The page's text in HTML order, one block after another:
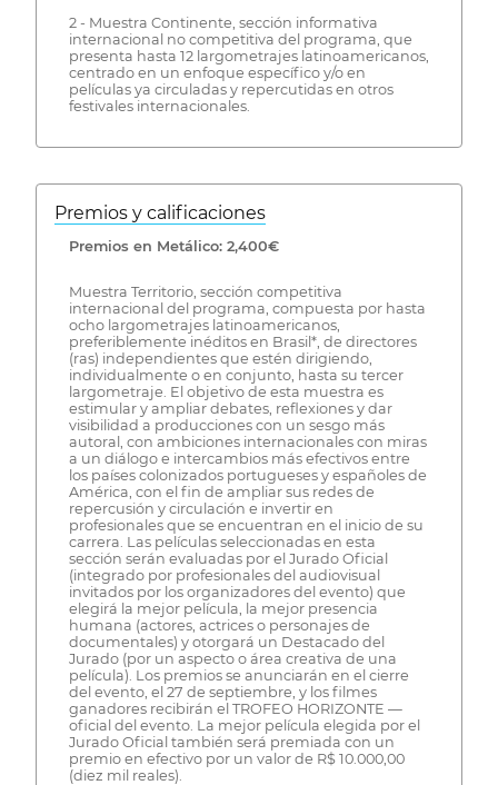
2 - Muestra Continente, sección informativa
internacional no competitiva del programa, que
presenta hasta 12 largometrajes latinoamericanos,
centrado en un enfoque específico y/o en
películas ya circuladas y repercutidas en otros
festivales internacionales.
Premios y calificaciones
Premios en Metálico: 2,400€
Muestra Territorio, sección competitiva
internacional del programa, compuesta por hasta
ocho largometrajes latinoamericanos,
preferiblemente inéditos en Brasil*, de directores
(ras) independientes que estén dirigiendo,
individualmente o en conjunto, hasta su tercer
largometraje. El objetivo de esta muestra es
estimular y ampliar debates, reflexiones y dar
visibilidad a producciones con un sesgo más
autoral, con ambiciones internacionales con miras
a un diálogo e intercambios más efectivos entre
los países colonizados portugueses y españoles de
América, con el fin de ampliar sus redes de
repercusión y circulación e invertir en
profesionales que se encuentran en el inicio de su
carrera. Las películas seleccionadas en esta
sección serán evaluadas por el Jurado Oficial
(integrado por profesionales del audiovisual
invitados por los organizadores del evento) que
elegirá la mejor película, la mejor presencia
humana (actores, actrices o personajes de
documentales) y otorgará un Destacado del
Jurado (por un aspecto o área creativa de una
película). Los premios se anunciarán en el cierre
del evento, el 27 de septiembre, y los filmes
ganadores recibirán el TROFEO HORIZONTE —
oficial del evento. La mejor película elegida por el
Jurado Oficial también será premiada con un
premio en efectivo por un valor de R$ 10.000,00
(diez mil reales).